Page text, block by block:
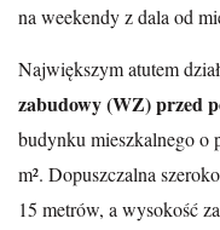
na weekendy z dala od
Największym atutem
zabudowy (WZ) przed
budynku mieszkalnego o
m². Dopuszczalna
15 metrów, a wysokość